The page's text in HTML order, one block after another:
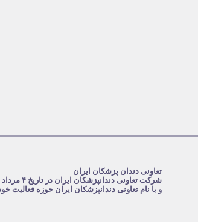
تعاونی دندان پزشکان ایران
و با نام تعاونی دندانپزشکان ایران حوزه